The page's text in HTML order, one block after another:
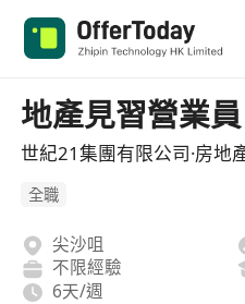
地產見習營業員
世紀21集團有限公司·房地
全職
尖沙咀
不限經驗
6天/週